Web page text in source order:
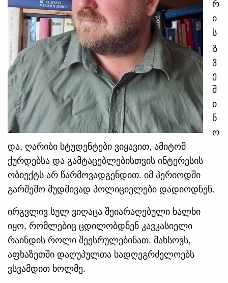
რ
ი
ს
გ
ვ
ე
შ
ი
ნ
ო
და, ღარიბი სტუდენტები ვიყავით, ამიტომ
ქურდებსა და გამტაცებლებისთვის ინტერესის
ობიექტს არ წარმოვადგენდით. იმ პერიოდში
გარშემო მუდმივად პოლიციელები დადიოდნენ.
ირგვლივ სულ ვიღაცა შეიარაღებული ხალხი
იყო, რომლებიც ცდილობდნენ კავკასიელი
რაინდის როლი შეესრულებინათ. მახსოვს,
აფხაზეთში დაღუპულთა სადღეგრძელოებს
ვსვამდით ხოლმე.